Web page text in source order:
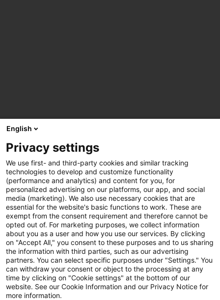
English
Privacy settings
We use first- and third-party cookies and similar tracking
technologies to develop and customize functionality
(performance and analytics) and content for you, for
personalized advertising on our platforms, our app, and social
media (marketing). We also use necessary cookies that are
essential for the website's basic functions to work. These are
exempt from the consent requirement and therefore cannot be
opted out of. For marketing purposes, we collect information
about you as a user and how you use our services. By clicking
on "Accept All," you consent to these purposes and to us sharing
the information with third parties, such as our advertising
partners. You can select specific purposes under "Settings." You
can withdraw your consent or object to the processing at any
time by clicking on "Cookie settings" at the bottom of our
website. See our Cookie Information and our Privacy Notice for
more information.